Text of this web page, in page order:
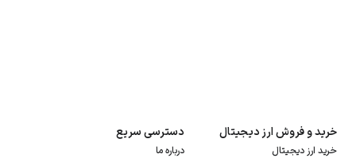
خرید و فروش ارز دیجیتال
خرید ارز دیجیتال
دسترسی سریع
درباره ما